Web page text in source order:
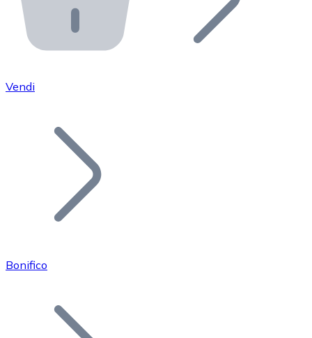
API Bitnovo
Integra la nostra API nel tuo ecosistema.
Unisciti alla nostra rete di rivenditori e
Aggiungi il token del tuo progetto al nostro servizio di
Bitcoin
Vendi
Bonifico